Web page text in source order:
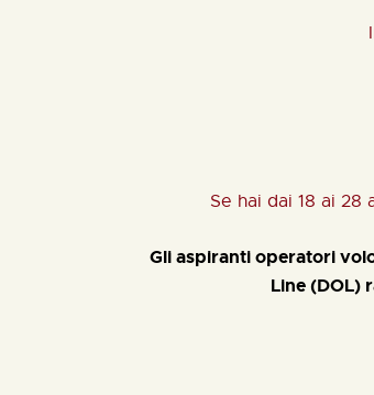
Se hai dai 18 ai
Gli aspiranti operatori
Line (DOL)